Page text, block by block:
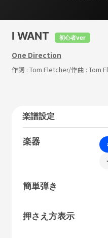
I WANT 初心者ver
One Direction
作詞 : Tom Fletcher/作曲 : Tom
楽譜設定
楽器
簡単弾き
押さえ方表示